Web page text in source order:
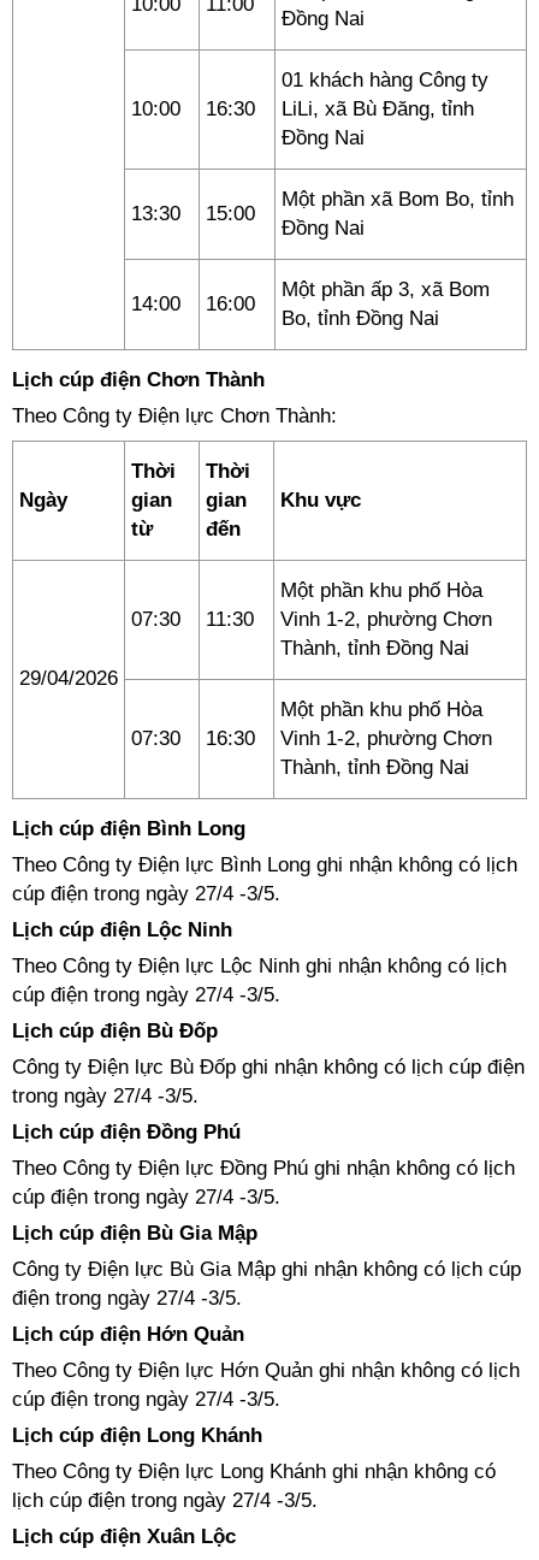
Đồng Nai
10:00 16:30
01 khách hàng Công ty
LiLi, xã Bù Đăng, tỉnh
Đồng Nai
13:30 15:00
Một phần xã Bom Bo, tỉnh
Đồng Nai
14:00 16:00
Một phần ấp 3, xã Bom
Bo, tỉnh Đồng Nai
Lịch cúp điện Chơn Thành
Theo Công ty Điện lực Chơn Thành:
Ngày
Thời
gian
từ
Thời
gian
đến
Khu vực
29/04/2026
07:30 11:30
Một phần khu phố Hòa
Vinh 1-2, phường Chơn
Thành, tỉnh Đồng Nai
07:30 16:30
Một phần khu phố Hòa
Vinh 1-2, phường Chơn
Thành, tỉnh Đồng Nai
Lịch cúp điện Bình Long
Theo Công ty Điện lực Bình Long ghi nhận không có lịch
cúp điện trong ngày 27/4 -3/5.
Lịch cúp điện Lộc Ninh
Theo Công ty Điện lực Lộc Ninh ghi nhận không có lịch
cúp điện trong ngày 27/4 -3/5.
Lịch cúp điện Bù Đốp
Công ty Điện lực Bù Đốp ghi nhận không có lịch cúp điện
trong ngày 27/4 -3/5.
Lịch cúp điện Đồng Phú
Theo Công ty Điện lực Đồng Phú ghi nhận không có lịch
cúp điện trong ngày 27/4 -3/5.
Lịch cúp điện Bù Gia Mập
Công ty Điện lực Bù Gia Mập ghi nhận không có lịch cúp
điện trong ngày 27/4 -3/5.
Lịch cúp điện Hớn Quản
Theo Công ty Điện lực Hớn Quản ghi nhận không có lịch
cúp điện trong ngày 27/4 -3/5.
Lịch cúp điện Long Khánh
Theo Công ty Điện lực Long Khánh ghi nhận không có
lịch cúp điện trong ngày 27/4 -3/5.
Lịch cúp điện Xuân Lộc